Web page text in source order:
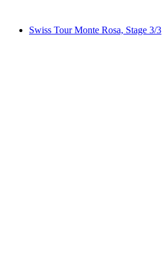
Swiss Tour Monte Rosa, Stage 3/3